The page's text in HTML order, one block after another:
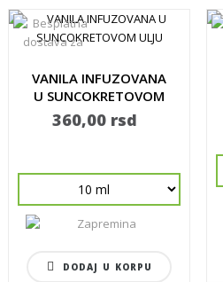
VANILA INFUZOVANA
U SUNCOKRETOVOM
ULJU
360,00 rsd
DODAJ U KORPU